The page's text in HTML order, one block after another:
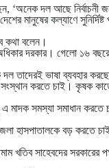
‘অনেক দল আছে নির্বাচনী
মানুষের কল্যাণে সুনির্দিষ্ট
কথা বলেন।
দরকার। গেলো ১৬
দল তাদেরই ভাষা ব্যবহার
করতে চাই। কৃষক
মাদক সমস্যা সমাধান করতে
হাসপাতালকে বড় করতে
খতিব সাহেবদের সরকারের